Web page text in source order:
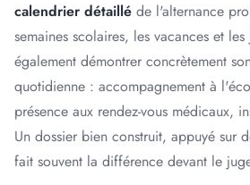
calendrier détaillé de l'alternance
semaines scolaires, les vacances et
également démontrer concrètement
quotidienne : accompagnement à
présence aux rendez-vous médicaux,
Un dossier bien construit, appuyé sur
fait souvent la différence devant le